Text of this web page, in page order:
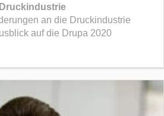
an die Druckindustrie
auf die Drupa 2020